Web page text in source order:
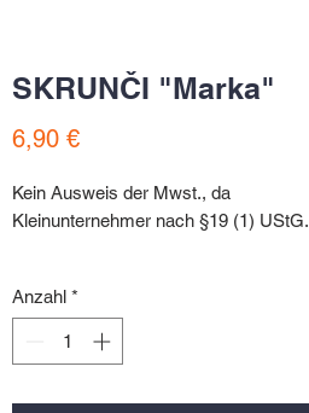
SKRUNČI "Marka"
6,90 €Preis
Kein Ausweis der Mwst., da
Kleinunternehmer nach §19 (1) UStG.
Anzahl *